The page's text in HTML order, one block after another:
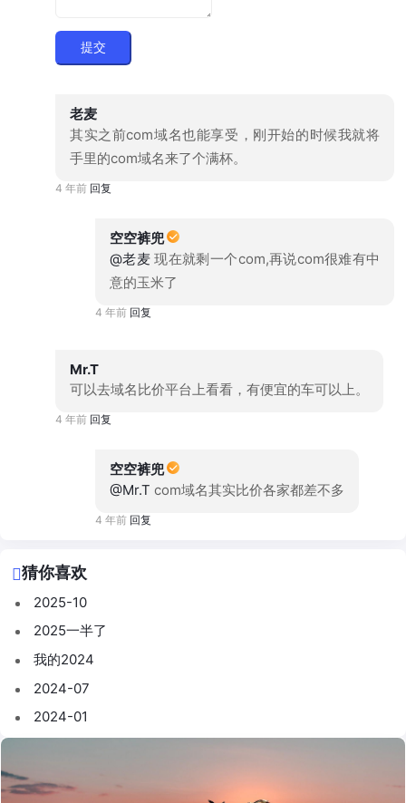
提交
老麦
其实之前com域名也能享受，刚开始的时候我就将
手里的com域名来了个满杯。
4 年前 回复
空空裤兜
@老麦 现在就剩一个com,再说com很难有中
意的玉米了
4 年前 回复
Mr.T
可以去域名比价平台上看看，有便宜的车可以上。
4 年前 回复
空空裤兜
@Mr.T com域名其实比价各家都差不多
4 年前 回复
猜你喜欢
2025-10
2025一半了
我的2024
2024-07
2024-01